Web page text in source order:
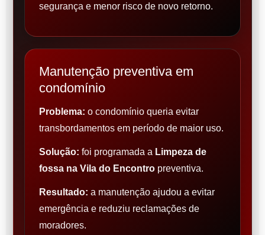
segurança e menor risco de novo retorno.
Manutenção preventiva em
condomínio
Problema: o condomínio queria evitar
transbordamentos em período de maior uso.
Solução: foi programada a Limpeza de
fossa na Vila do Encontro preventiva.
Resultado: a manutenção ajudou a evitar
emergência e reduziu reclamações de
moradores.